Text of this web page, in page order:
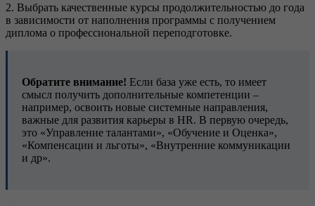
2. Выбрать качественные курсы продолжительностью до года
в зависимости от наполнения программы с получением
диплома о профессиональной переподготовке.
Обратите внимание! Если база уже есть, то имеет
смысл получить дополнительные компетенции –
например, освоить новые системные направления,
важные для развития карьеры в HR. В первую очередь,
это «Управление талантами», «Обучение и Оценка»,
«Компенсации и льготы», «Внутренние коммуникации
и др».